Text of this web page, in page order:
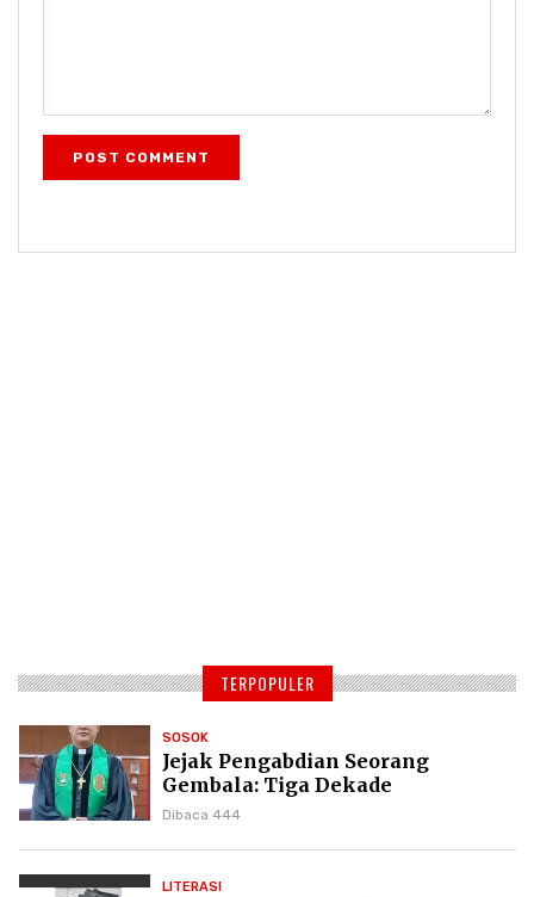
POST COMMENT
TERPOPULER
SOSOK
Jejak Pengabdian Seorang
Gembala: Tiga Dekade
Kepemimpinan Pdt. Dr. Yulius
Dibaca 444
LITERASI